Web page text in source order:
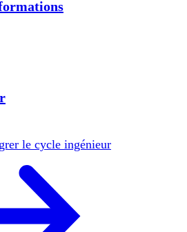
le cycle ingénieur